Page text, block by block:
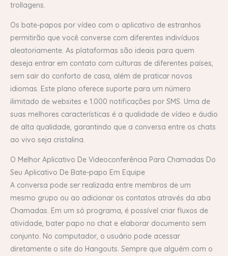
trollagens.
Os bate-papos por vídeo com o aplicativo de estranhos
permitirão que você converse com diferentes indivíduos
aleatoriamente. As plataformas são ideais para quem
deseja entrar em contato com culturas de diferentes países,
sem sair do conforto de casa, além de praticar novos
idiomas. Este plano oferece suporte para um número
ilimitado de websites e 1.000 notificações por SMS. Uma de
suas melhores características é a qualidade de vídeo e áudio
de alta qualidade, garantindo que a conversa entre os chats
ao vivo seja cristalina.
O Melhor Aplicativo De Videoconferência Para Chamadas Do
Seu Aplicativo De Bate-papo Em Equipe
A conversa pode ser realizada entre membros de um
mesmo grupo ou ao adicionar os contatos através da aba
Chamadas. Em um só programa, é possível criar fluxos de
atividade, bater papo no chat e elaborar documento sem
conjunto. No computador, o usuário pode acessar
diretamente o site do Hangouts. Sempre que alguém com o